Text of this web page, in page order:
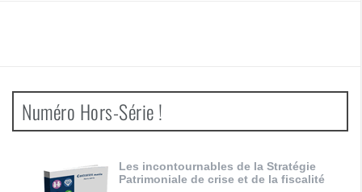
Numéro Hors-Série !
Les incontournables de la Stratégie
Patrimoniale de crise et de la fiscalité